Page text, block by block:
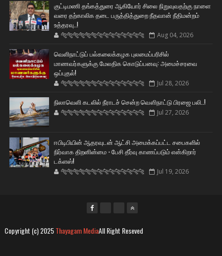
குட்டிமணி தங்கத்துரை ஆகியோர் சிலை நிறுவுவதற்கு நாளை
வரை தற்காலிக தடை பருத்தித்துறை நீதவான் நீதிமன்றம்
உத்தரவு..!
🐅🐅🐅🐅🐅🐅🐆🐆🐆🐆🐆🐆🐆🐆 Aug 04, 2026
வெளிநாட்டுப் பல்கலைக்கழக புலமைப்பரிசில்
மாணவர்களுக்கு மேலதிக கொடுப்பனவு: அமைச்சரவை
ஒப்புதல்!
🐅🐅🐅🐅🐅🐅🐆🐆🐆🐆🐆🐆🐆🐆 Jul 28, 2026
நிலாவெளி கடலில் நீராடச் சென்ற வௌிநாட்டு பிரஜை பலி..!
🐅🐅🐅🐅🐅🐅🐆🐆🐆🐆🐆🐆🐆🐆 Jul 27, 2026
ஈபிடிபியின் ஆதரவுடன் ஆட்சி அமைக்கப்பட்ட சபைகளில்
நிர்வாக திறனின்மை - பேசி தீர்வு காணப்படும் என்கிறார்
டக்ளஸ்!
🐅🐅🐅🐅🐅🐅🐆🐆🐆🐆🐆🐆🐆🐆 Jul 19, 2026
Copyright (c) 2025Thayagam MediaAll Right Reseved